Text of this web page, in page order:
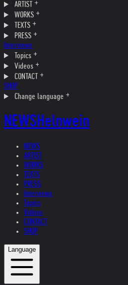
ARTIST
WORKS
TEXTS
PRESS
Interviews
Topics
Videos
CONTACT
SHOP
Change language
NEWSHelnwein
NEWS
ARTIST
WORKS
TEXTS
PRESS
Interviews
Topics
Videos
CONTACT
SHOP
Language